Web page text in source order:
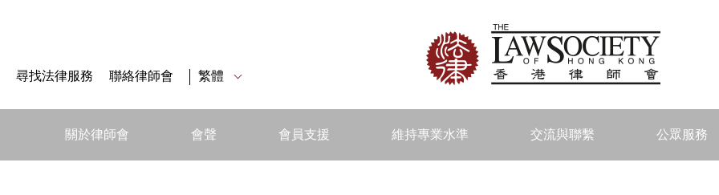
尋找法律服務 聯絡律師會 繁體
關於律師會 會聲 會員支援 維持專業水準 交流與聯繫 公眾服務